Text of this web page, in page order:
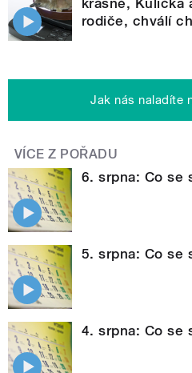
rodiče, chválí
Jak nás naladíte
VÍCE Z POŘADU
6. srpna: Co se
5. srpna: Co se
4. srpna: Co se